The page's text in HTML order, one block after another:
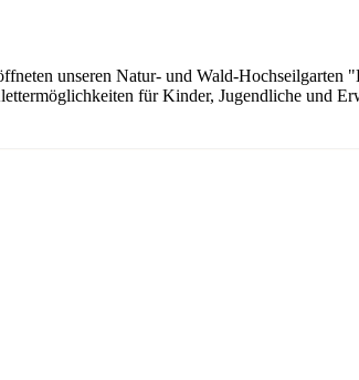
unseren Natur- und Wald-
für Kinder, Jugendliche und